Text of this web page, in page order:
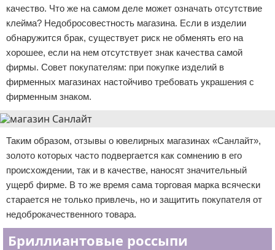
качество. Что же на самом деле может означать отсутствие
клейма? Недобросовестность магазина. Если в изделии
обнаружится брак, существует риск не обменять его на
хорошее, если на нем отсутствует знак качества самой
фирмы. Совет покупателям: при покупке изделий в
фирменных магазинах настойчиво требовать украшения с
фирменным знаком.
Таким образом, отзывы о ювелирных магазинах «Санлайт»,
золото которых часто подвергается как сомнению в его
происхождении, так и в качестве, наносят значительный
ущерб фирме. В то же время сама торговая марка всячески
старается не только привлечь, но и защитить покупателя от
недоброкачественного товара.
Бриллиантовые россыпи